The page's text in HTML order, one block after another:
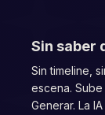
Sin saber
Sin timeline,
escena.
Generar. La